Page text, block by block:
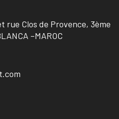
rue Clos de Provence, 3ème
–MAROC